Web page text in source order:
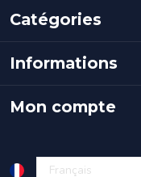
Catégories
Informations
Mon compte